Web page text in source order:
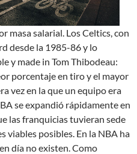
masa salarial. Los Celtics, con
desde la 1985-86 y lo
y made in Tom Thibodeau:
porcentaje en tiro y el mayor
vez en la que un equipo era
se expandió rápidamente en
las franquicias tuvieran sede
viables posibles. En la NBA ha
día no existen. Como